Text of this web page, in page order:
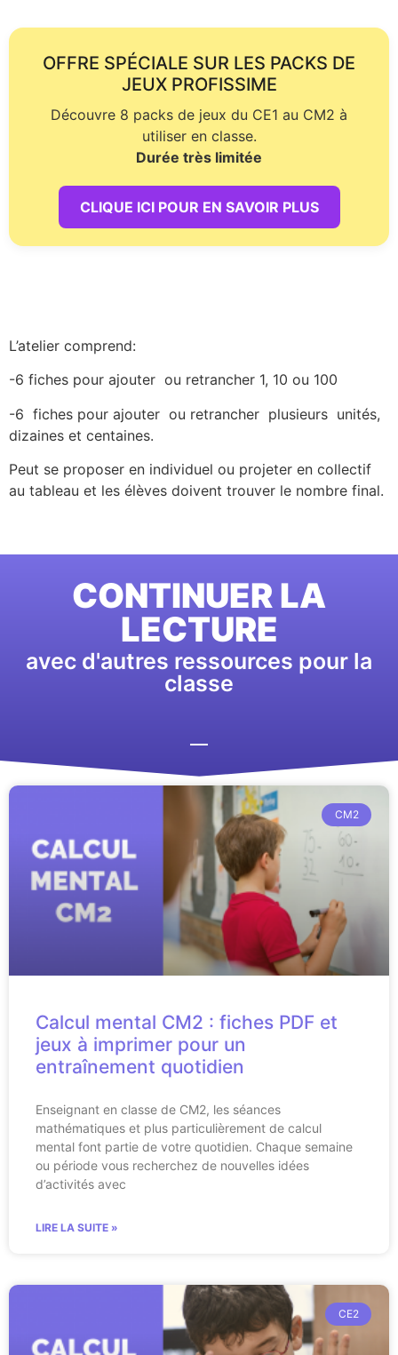
OFFRE SPÉCIALE SUR LES PACKS DE
JEUX PROFISSIME
Découvre 8 packs de jeux du CE1 au CM2 à
utiliser en classe.
Durée très limitée
CLIQUE ICI POUR EN SAVOIR PLUS
L’atelier comprend:
-6 fiches pour ajouter ou retrancher 1, 10 ou 100
-6 fiches pour ajouter ou retrancher plusieurs unités,
dizaines et centaines.
Peut se proposer en individuel ou projeter en collectif
au tableau et les élèves doivent trouver le nombre final.
CONTINUER LA
LECTURE
avec d'autres ressources pour la
classe
CM2
Calcul mental CM2 : fiches PDF et
jeux à imprimer pour un
entraînement quotidien
Enseignant en classe de CM2, les séances
mathématiques et plus particulièrement de calcul
mental font partie de votre quotidien. Chaque semaine
ou période vous recherchez de nouvelles idées
d’activités avec
LIRE LA SUITE »
CE2